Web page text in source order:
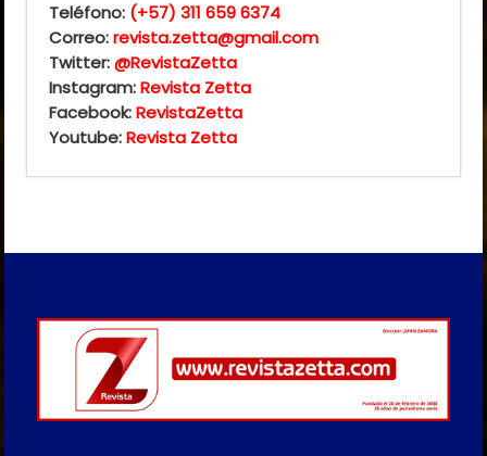
Teléfono: (+57) 311 659 6374
Correo:revista.zetta@gmail.com
Twitter:@RevistaZetta
Instagram:Revista Zetta
Facebook:RevistaZetta
Youtube:Revista Zetta